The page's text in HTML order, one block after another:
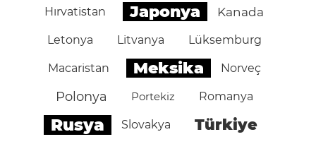
Hırvatistan Japonya Kanada
Letonya Litvanya Lüksemburg
Macaristan Meksika Norveç
Polonya Portekiz Romanya
Rusya Slovakya Türkiye